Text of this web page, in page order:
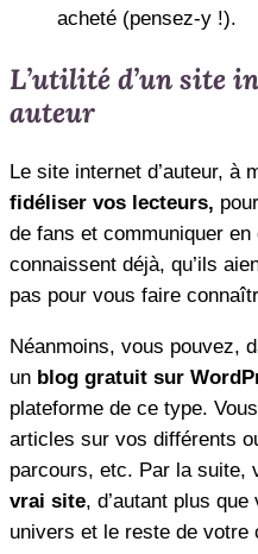
acheté (pensez-y !).
L’utilité d’un site
auteur
Le site internet d’auteur, à
fidéliser vos lecteurs,
de fans et communiquer
connaissent déjà, qu’ils
pas pour vous faire
Néanmoins, vous pouvez,
un blog gratuit sur
plateforme de ce type.
articles sur vos différents
parcours, etc. Par la suite,
vrai site, d’autant plus
univers et le reste de votre